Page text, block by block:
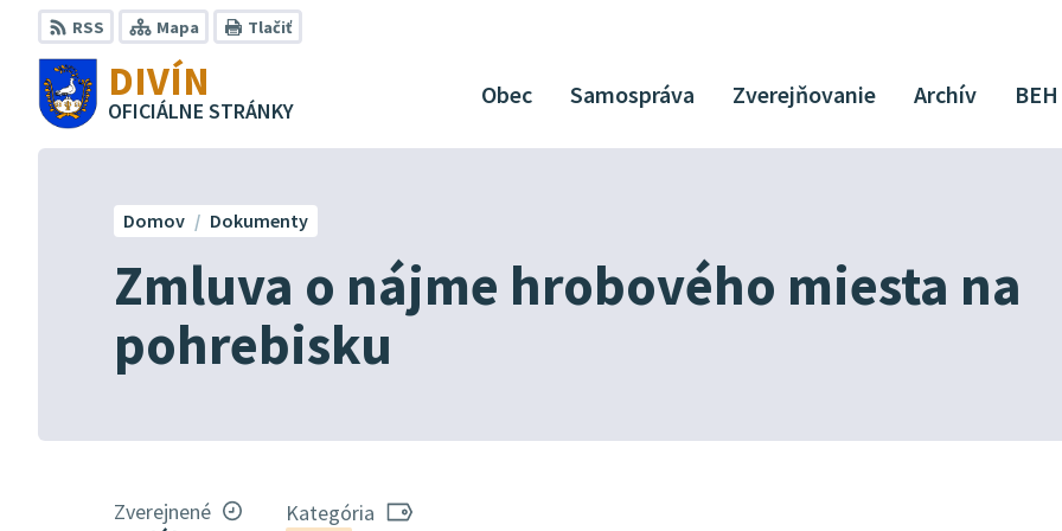
Preskočiť
na
obsah
RSS Mapa Tlačiť
DIVÍN
OFICIÁLNE STRÁNKY
Obec Samospráva Zverejňovanie Archív BEH
Zmluva o nájme hrobového miesta na
pohrebisku
Domov Dokumenty
Zverejnené Kategória